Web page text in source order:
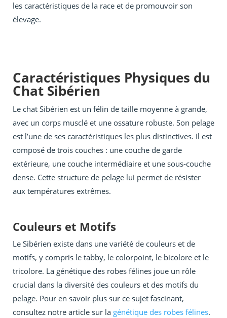
les caractéristiques de la race et de promouvoir son
élevage.
Caractéristiques Physiques du
Chat Sibérien
Le chat Sibérien est un félin de taille moyenne à grande,
avec un corps musclé et une ossature robuste. Son pelage
est l’une de ses caractéristiques les plus distinctives. Il est
composé de trois couches : une couche de garde
extérieure, une couche intermédiaire et une sous-couche
dense. Cette structure de pelage lui permet de résister
aux températures extrêmes.
Couleurs et Motifs
Le Sibérien existe dans une variété de couleurs et de
motifs, y compris le tabby, le colorpoint, le bicolore et le
tricolore. La génétique des robes félines joue un rôle
crucial dans la diversité des couleurs et des motifs du
pelage. Pour en savoir plus sur ce sujet fascinant,
consultez notre article sur la génétique des robes félines.